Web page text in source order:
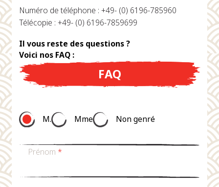
Numéro de téléphone : +49- (0) 6196-785960
Télécopie : +49- (0) 6196-7859699
Il vous reste des questions ?
Voici nos FAQ :
FAQ
M. Mme Non genré
Prénom *